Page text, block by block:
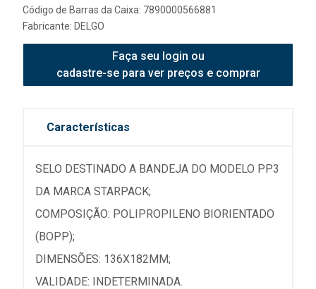
Código de Barras da Caixa: 7890000566881
Fabricante: DELGO
Faça seu login ou
cadastre-se para ver preços e comprar
Características
SELO DESTINADO A BANDEJA DO MODELO PP3
DA MARCA STARPACK;
COMPOSIÇÃO: POLIPROPILENO BIORIENTADO
(BOPP);
DIMENSÕES: 136X182MM;
VALIDADE: INDETERMINADA.